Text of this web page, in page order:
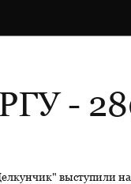
-
выступили